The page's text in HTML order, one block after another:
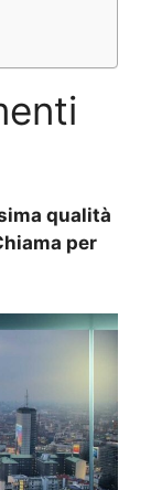
qualità
per